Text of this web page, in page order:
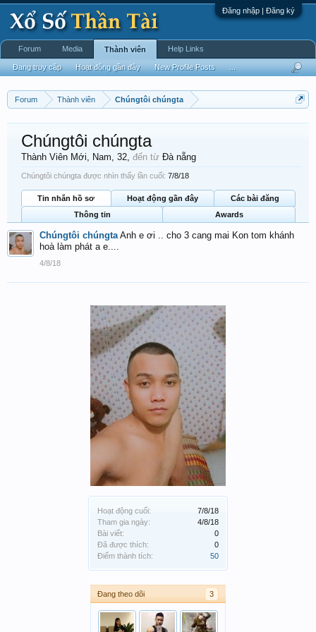
Đăng nhập | Đăng ký
Forum Thành viên Chúngtôi chúngta
Hoạt động cuối:
7/8/18
Tham gia ngày:
4/8/18
Bài viết:
0
Đã được thích:
0
Điểm thành tích:
50
Đang theo dõi 3
Chúngtôi chúngta
Thành Viên Mới, Nam, 32, đến từ Đà nẵng
Chúngtôi chúngta được nhìn thấy lần cuối: 7/8/18
Tin nhắn hồ sơ Hoạt động gần đây
Các bài đăng
Thông tin
Awards
Chúngtôi chúngta Anh e ơi .. cho 3 cang mai Kon tom khánh
hoà làm phát a e....
4/8/18
Forum Media Thành viên
Đang truy cập Hoạt động gần đây New Profile Posts
Help Links